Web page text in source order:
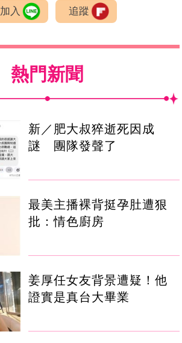
加入 追蹤
熱門新聞
新／肥大叔猝逝死因成
謎 團隊發聲了
最美主播裸背挺孕肚遭狠
批：情色廚房
姜厚任女友背景遭疑！他
證實是真台大畢業